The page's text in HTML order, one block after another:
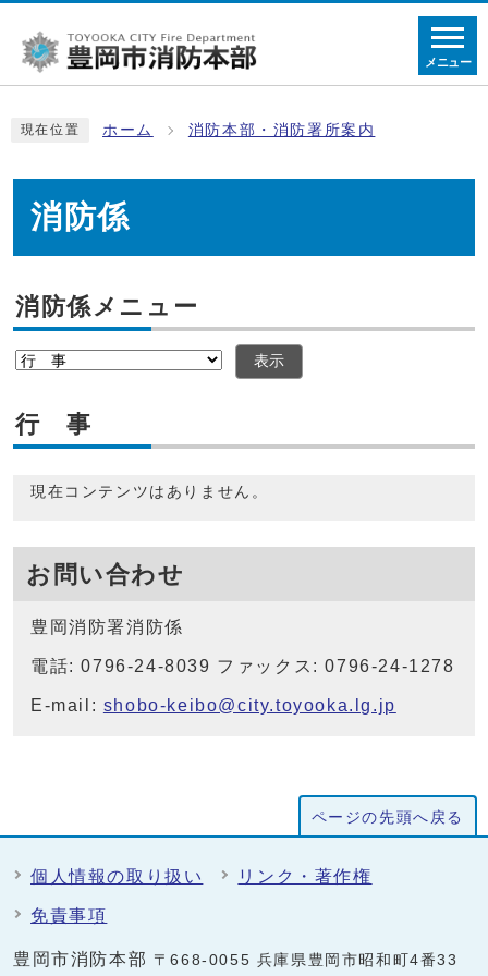
メニュー
現在位置 ホーム 消防本部・消防署所案内
消防係
消防係メニュー
表示
行 事
現在コンテンツはありません。
お問い合わせ
豊岡消防署消防係
電話: 0796-24-8039 ファックス: 0796-24-1278
E-mail: shobo-keibo@city.toyooka.lg.jp
ページの先頭へ戻る
個人情報の取り扱い リンク・著作権
免責事項
豊岡市消防本部 〒668-0055 兵庫県豊岡市昭和町4番33